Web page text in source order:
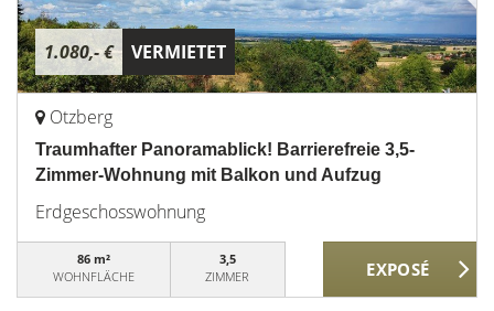
1.080,- € VERMIETET
Otzberg
Traumhafter Panoramablick! Barrierefreie 3,5-
Zimmer-Wohnung mit Balkon und Aufzug
Erdgeschosswohnung
86 m²
WOHNFLÄCHE
3,5
ZIMMER